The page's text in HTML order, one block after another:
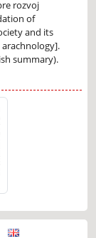
rozvoj
of
and its
summary).